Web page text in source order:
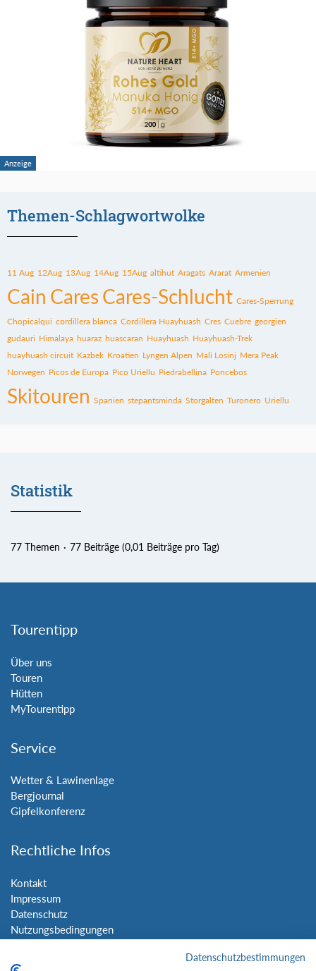
Themen-Schlagwortwolke
11 Aug 12Aug 13Aug 14Aug 15Aug altihut Aragats Ararat Armenien
Cain Cares Cares-Schlucht Cares-Sperrung
Chopicalqui cordillera blanca Cordillera Huayhuash Cres Cuebre georgien
gudauri Himalaya huaraz huascaran Huayhuash Huayhuash-Trek
huayhuash circuit Kazbek Kroatien Lyngen Alpen Mali Losinj Mera Peak
Norwegen Picos de Europa Pico Uriellu Piedrabellina Poncebos
Skitouren Spanien stepantsminda Storgalten Turonero Uriellu
Statistik
77 Themen 77 Beiträge (0,01 Beiträge pro Tag)
Tourentipp
Über uns
Touren
Hütten
MyTourentipp
Service
Wetter & Lawinenlage
Bergjournal
Gipfelkonferenz
Rechtliche Infos
Kontakt
Impressum
Datenschutz
Nutzungsbedingungen
Datenschutzbestimmungen